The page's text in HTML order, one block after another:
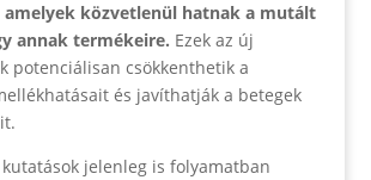
amelyek közvetlenül hatnak a mutált
annak termékeire. Ezek az új
potenciálisan csökkenthetik a
és javíthatják a betegek
jelenleg is folyamatban